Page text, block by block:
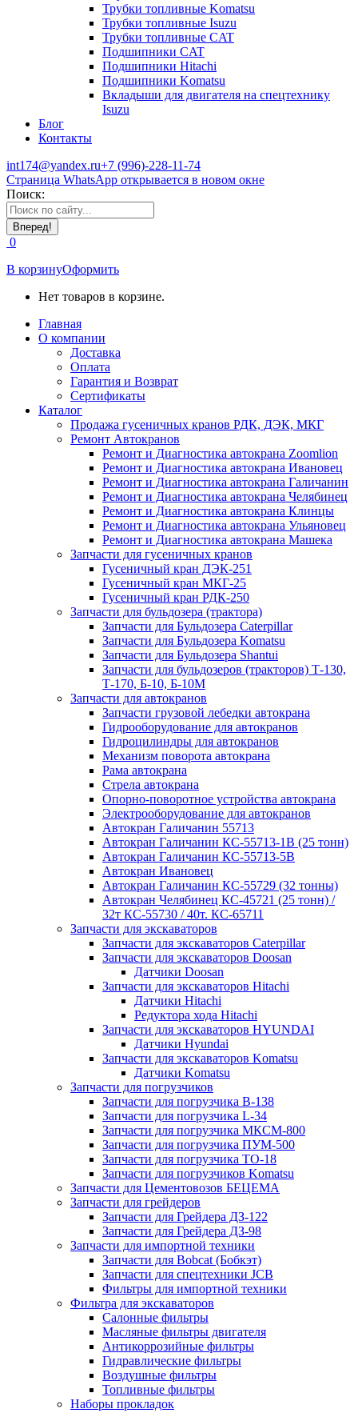
Трубки топливные Komatsu
Трубки топливные Isuzu
Трубки топливные CAT
Подшипники CAT
Подшипники Hitachi
Подшипники Komatsu
Вкладыши для двигателя на спецтехнику
Isuzu
Блог
Контакты
int174@yandex.ru+7 (996)-228-11-74
Страница WhatsApp открывается в новом окне
Поиск:
0
В корзинуОформить
Нет товаров в корзине.
Главная
О компании
Доставка
Оплата
Гарантия и Возврат
Сертификаты
Каталог
Продажа гусеничных кранов РДК, ДЭК, МКГ
Ремонт Автокранов
Ремонт и Диагностика автокрана Zoomlion
Ремонт и Диагностика автокрана Ивановец
Ремонт и Диагностика автокрана Галичанин
Ремонт и Диагностика автокрана Челябинец
Ремонт и Диагностика автокрана Клинцы
Ремонт и Диагностика автокрана Ульяновец
Ремонт и Диагностика автокрана Машека
Запчасти для гусеничных кранов
Гусеничный кран ДЭК-251
Гусеничный кран МКГ-25
Гусеничный кран РДК-250
Запчасти для бульдозера (трактора)
Запчасти для Бульдозера Caterpillar
Запчасти для Бульдозера Komatsu
Запчасти для Бульдозера Shantui
Запчасти для бульдозеров (тракторов) Т-130,
Т-170, Б-10, Б-10М
Запчасти для автокранов
Запчасти грузовой лебедки автокрана
Гидрооборудование для автокранов
Гидроцилиндры для автокранов
Механизм поворота автокрана
Рама автокрана
Стрела автокрана
Опорно-поворотное устройства автокрана
Электрооборудование для автокранов
Автокран Галичанин 55713
Автокран Галичанин КС-55713-1В (25 тонн)
Автокран Галичанин КС-55713-5В
Автокран Ивановец
Автокран Галичанин КС-55729 (32 тонны)
Автокран Челябинец КС-45721 (25 тонн) /
32т КС-55730 / 40т. КС-65711
Запчасти для экскаваторов
Запчасти для экскаваторов Caterpillar
Запчасти для экскаваторов Doosan
Датчики Doosan
Запчасти для экскаваторов Hitachi
Датчики Hitachi
Редуктора хода Hitachi
Запчасти для экскаваторов HYUNDAI
Датчики Hyundai
Запчасти для экскаваторов Komatsu
Датчики Komatsu
Запчасти для погрузчиков
Запчасти для погрузчика B-138
Запчасти для погрузчика L-34
Запчасти для погрузчика МКСМ-800
Запчасти для погрузчика ПУМ-500
Запчасти для погрузчика ТО-18
Запчасти для погрузчиков Komatsu
Запчасти для Цементовозов БЕЦЕМА
Запчасти для грейдеров
Запчасти для Грейдера ДЗ-122
Запчасти для Грейдера ДЗ-98
Запчасти для импортной техники
Запчасти для Bobcat (Бобкэт)
Запчасти для спецтехники JCB
Фильтры для импортной техники
Фильтра для экскаваторов
Салонные фильтры
Масляные фильтры двигателя
Антикоррозийные фильтры
Гидравлические фильтры
Воздушные фильтры
Топливные фильтры
Наборы прокладок